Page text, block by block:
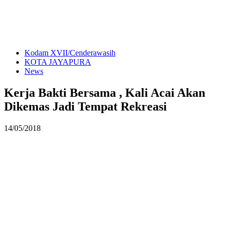
Kodam XVII/Cenderawasih
KOTA JAYAPURA
News
Kerja Bakti Bersama , Kali Acai Akan
Dikemas Jadi Tempat Rekreasi
14/05/2018